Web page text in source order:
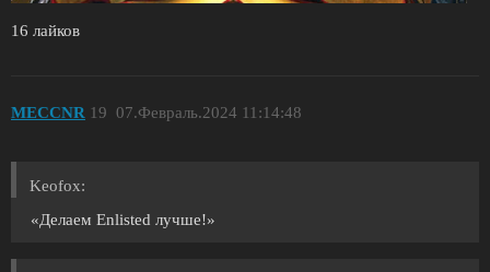
16 лайков
MECCNR 07.Февраль.2024 11:14:48
19
Keofox:
«Делаем Enlisted лучше!»